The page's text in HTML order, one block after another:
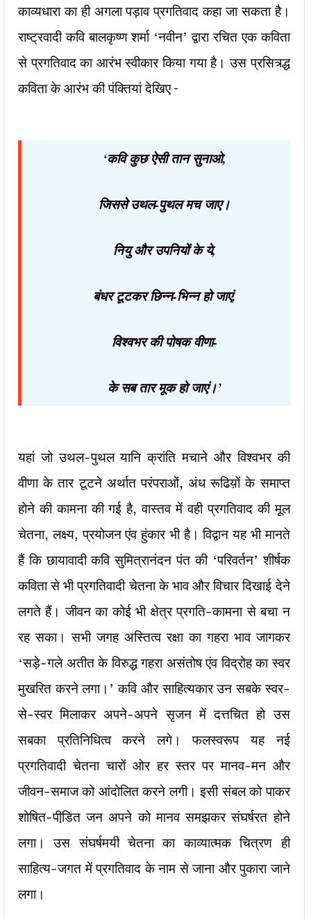
काव्यधारा का ही अगला पड़ाव प्रगतिवाद कहा जा सकता है।
राष्ट्रवादी कवि बालकृष्ण शर्मा ‘नवीन’ द्वारा रचित एक कविता
से प्रगतिवाद का आरंभ स्वीकार किया गया है। उस प्रसित्र्द्ध
कविता के आरंभ की पंक्तियां देखिए –
‘कवि कुछ ऐसी तान सुनाओ,
जिससे उथल-पुथल मच जाए।
नियु और उपनियों के ये,
बंधर टूटकर छिन्न-भिन्न हो जाएं,
विश्वभर की पोषक वीणा-
के सब तार मूक हो जाएं।’
यहां जो उथल-पुथल यानि क्रांति मचाने और विश्वभर की
वीणा के तार टूटने अर्थात परंपराओं, अंध रूढिय़ों के समाप्त
होने की कामना की गई है, वास्तव में वही प्रगतिवाद की मूल
चेतना, लक्ष्य, प्रयोजन एंव हुंकार भी है। विद्वान यह भी मानते
हैं कि छायावादी कवि सुमित्रानंदन पंत की ‘परिवर्तन’ शीर्षक
कविता से भी प्रगतिवादी चेतना के भाव और विचार दिखाई देने
लगते हैं। जीवन का कोई भी क्षेत्र प्रगति-कामना से बचा न
रह सका। सभी जगह अस्तित्व रक्षा का गहरा भाव जागकर
‘सड़े-गले अतीत के विरुद्ध गहरा असंतोष एंव विद्रोह का स्वर
मुखरित करने लगा।’ कवि और साहित्यकार उन सबके स्वर-
से-स्वर मिलाकर अपने-अपने सृजन में दत्तचित हो उस
सबका प्रतिनिधित्व करने लगे। फलस्वरूप यह नई
प्रगतिवादी चेतना चारों ओर हर स्तर पर मानव-मन और
जीवन-समाज को आंदोलित करने लगी। इसी संबल को पाकर
शोषित-पीडि़त जन अपने को मानव समझकर संघर्षरत होने
लगा। उस संघर्षमयी चेतना का काव्यात्मक चित्रण ही
साहित्य-जगत में प्रगतिवाद के नाम से जाना और पुकारा जाने
लगा।